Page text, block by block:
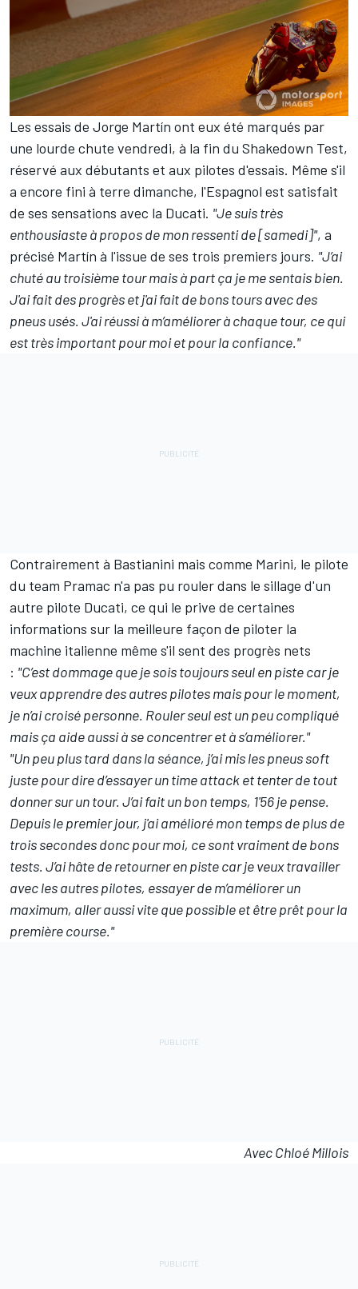
Les essais de Jorge Martín ont eux été marqués par
une lourde chute vendredi, à la fin du Shakedown Test,
réservé aux débutants et aux pilotes d'essais. Même s'il
a encore fini à terre dimanche, l'Espagnol est satisfait
de ses sensations avec la Ducati. "Je suis très
enthousiaste à propos de mon ressenti de [samedi]", a
précisé Martín à l'issue de ses trois premiers jours. "J’ai
chuté au troisième tour mais à part ça je me sentais bien.
J'ai fait des progrès et j'ai fait de bons tours avec des
pneus usés. J'ai réussi à m’améliorer à chaque tour, ce qui
est très important pour moi et pour la confiance."
Contrairement à Bastianini mais comme Marini, le pilote
du team Pramac n'a pas pu rouler dans le sillage d'un
autre pilote Ducati, ce qui le prive de certaines
informations sur la meilleure façon de piloter la
machine italienne même s'il sent des progrès nets
: "C’est dommage que je sois toujours seul en piste car je
veux apprendre des autres pilotes mais pour le moment,
je n’ai croisé personne. Rouler seul est un peu compliqué
mais ça aide aussi à se concentrer et à s’améliorer."
"Un peu plus tard dans la séance, j’ai mis les pneus soft
juste pour dire d’essayer un time attack et tenter de tout
donner sur un tour. J’ai fait un bon temps, 1'56 je pense.
Depuis le premier jour, j'ai amélioré mon temps de plus de
trois secondes donc pour moi, ce sont vraiment de bons
tests. J’ai hâte de retourner en piste car je veux travailler
avec les autres pilotes, essayer de m’améliorer un
maximum, aller aussi vite que possible et être prêt pour la
première course."
Avec Chloé Millois